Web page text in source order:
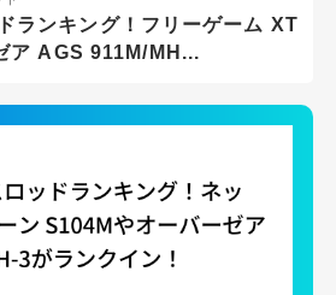
ランキング！フリーゲーム XT
ア AGS 911M/MH...